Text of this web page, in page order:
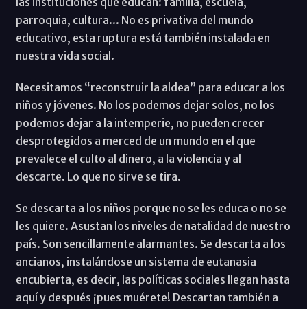
parroquia, cultura... No es privativa del mundo
educativo, esta ruptura está también instalada en
nuestra vida social.
Necesitamos “reconstruir la aldea” para educar a los
niños y jóvenes. No los podemos dejar solos, no los
podemos dejar a la intemperie, no pueden crecer
desprotegidos a merced de un mundo en el que
prevalece el culto al dinero, a la violencia y al
descarte. Lo que no sirve se tira.
Se descarta a los niños porque no se les educa o no se
les quiere. Asustan los niveles de natalidad de nuestro
país. Son sencillamente alarmantes. Se descarta a los
ancianos, instalándose un sistema de eutanasia
encubierta, es decir, las políticas sociales llegan hasta
aquí y después ¡pues muérete! Descartan también a